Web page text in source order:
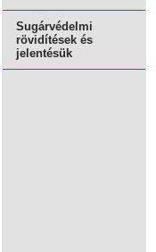
Sugárvédelmi
rövidítések és
jelentésük